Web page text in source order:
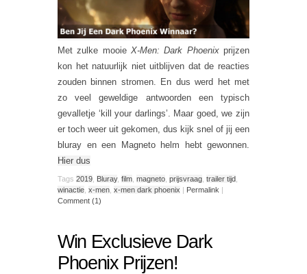
Met zulke mooie X-Men: Dark Phoenixprijzen
kon het natuurlijk niet uitblijven dat de reacties
zouden binnen stromen. En dus werd het met
zo veel geweldige antwoorden een typisch
gevalletje ‘kill your darlings’. Maar goed, we zijn
er toch weer uit gekomen, dus kijk snel of jij een
bluray en een Magneto helm hebt gewonnen.
Hier dus
Tags 2019 Bluray, film magneto prijsvraag trailer tijd
winactie x-men x-men dark phoenix | Permalink |
Comment (1)
Win Exclusieve Dark
Phoenix Prijzen!